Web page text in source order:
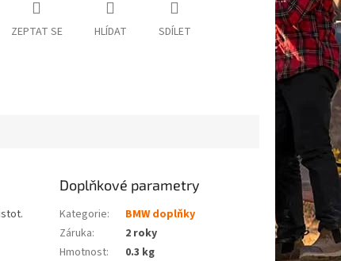
ZEPTAT SE HLÍDAT SDÍLET
Doplňkové parametry
Kategorie:
BMW doplňky
Záruka:
2 roky
Hmotnost: 0.3 kg